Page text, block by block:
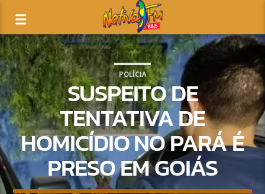
POLÍCIA
SUSPEITO DE
TENTATIVA DE
HOMICÍDIO NO PARÁ É
PRESO EM GOIÁS